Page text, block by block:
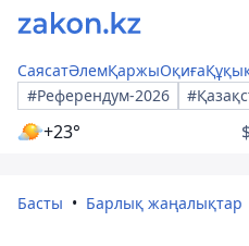
СаясатӘлемҚаржыОқиға
#Референдум-2026
+23°
Басты Барлық жаңалықтар